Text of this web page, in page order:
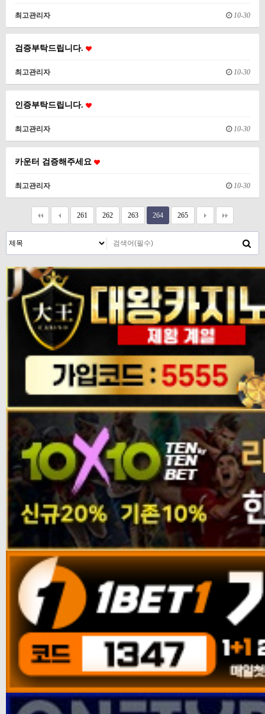
최고관리자 10-30
검증부탁드립니다.
최고관리자 10-30
인증부탁드립니다.
최고관리자 10-30
카운터 검증해주세요
최고관리자 10-30
261 262 263 264 265